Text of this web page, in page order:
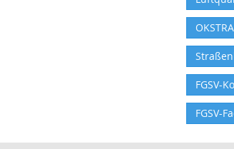
OKSTRA
FGSV-
FGSV-